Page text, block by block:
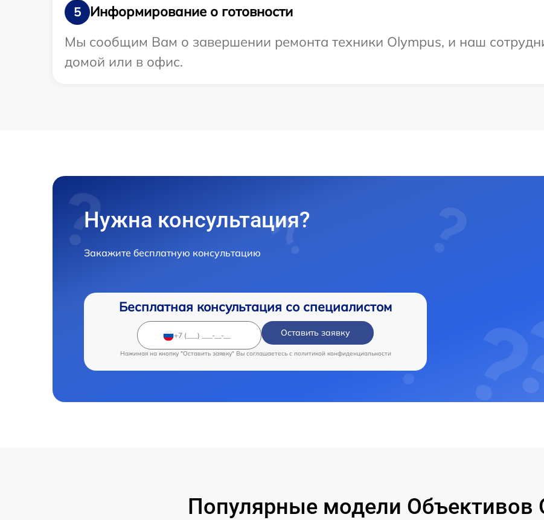
5
Информирование о готовности
Мы сообщим Вам о завершении ремонта техники Olympus, и наш
домой или в офис.
Нужна консультация?
Закажите бесплатную консультацию
Бесплатная консультация со специалистом
Оставить заявку
Нажимая на кнопку "Оставить заявку" Вы соглашаетесь c политикой конфиденциальности
Популярные модели Объективов